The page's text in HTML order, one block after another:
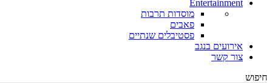
Entertainment
מוסדות תרבות
פאבים
פסטיבלים שנתיים
אירועים בנגב
צור קשר
חיפוש